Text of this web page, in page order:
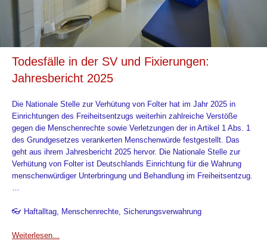
Todesfälle in der SV und Fixierungen:
Jahresbericht 2025
Die Nationale Stelle zur Verhütung von Folter hat im Jahr 2025 in
Einrichtungen des Freiheitsentzugs weiterhin zahlreiche Verstöße
gegen die Menschenrechte sowie Verletzungen der in Artikel 1 Abs. 1
des Grundgesetzes verankerten Menschenwürde festgestellt. Das
geht aus ihrem Jahresbericht 2025 hervor. Die Nationale Stelle zur
Verhütung von Folter ist Deutschlands Einrichtung für die Wahrung
menschenwürdiger Unterbringung und Behandlung im Freiheitsentzug.
…
👓 Haftalltag, Menschenrechte, Sicherungsverwahrung
Weiterlesen...